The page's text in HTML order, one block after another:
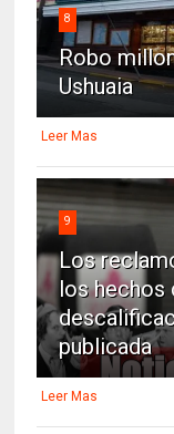
8
Robo
Ushuaia
Leer Mas
9
Los
los hechos
publicada
Leer Mas